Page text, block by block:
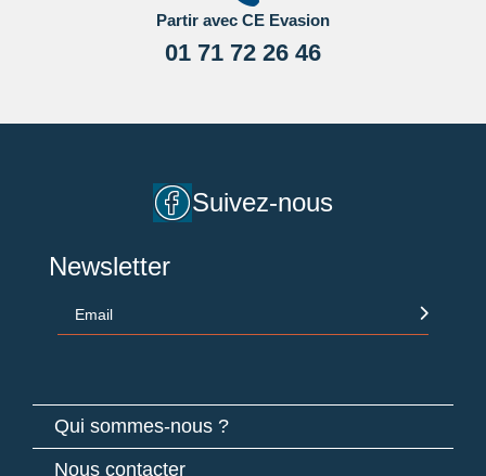
Partir avec CE Evasion
01 71 72 26 46
Suivez-nous
Newsletter
Email
Qui sommes-nous ?
Nous contacter